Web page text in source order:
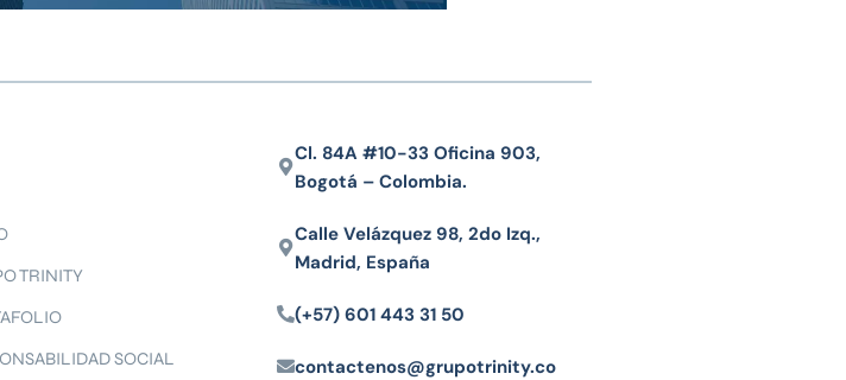
TRINITY
SOCIAL
Cl. 84A #10-33 Oficina 903,
Bogotá – Colombia.
Calle Velázquez 98, 2do Izq.,
Madrid, España
(+57) 601 443 31 50
contactenos@grupotrinity.co